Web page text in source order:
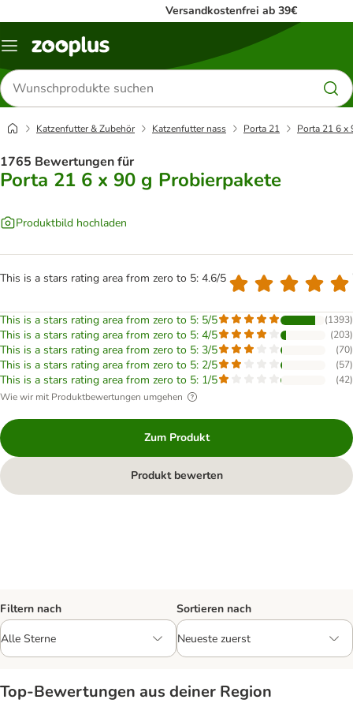
Versandkostenfrei ab 39€
Menü
Produkte
suchen
Katzenfutter & Zubehör Katzenfutter nass Porta 21 Porta 21 6 x
1765 Bewertungen für
Porta 21 6 x 90 g Probierpakete
Produktbild hochladen
This is a stars rating area from zero to 5: 4.6/5
This is a stars rating area from zero to 5: 5/5 (1393)
This is a stars rating area from zero to 5: 4/5 (203)
This is a stars rating area from zero to 5: 3/5 (70)
This is a stars rating area from zero to 5: 2/5 (57)
This is a stars rating area from zero to 5: 1/5 (42)
Wie wir mit Produktbewertungen umgehen
Zum Produkt
Produkt bewerten
Filtern nach Sortieren nach
Top‑Bewertungen aus deiner Region